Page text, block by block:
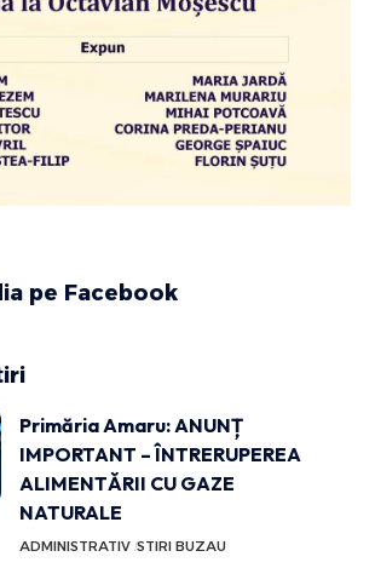
pe Facebook
Primăria Amaru: ANUNȚ
IMPORTANT – ÎNTRERUPEREA
ALIMENTĂRII CU GAZE
NATURALE
ADMINISTRATIV STIRI BUZAU